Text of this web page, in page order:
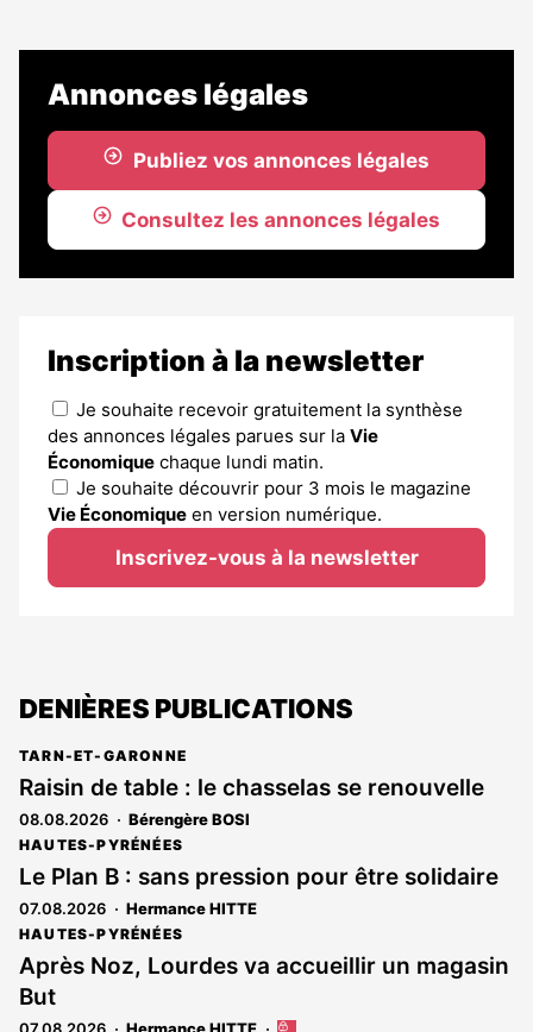
Annonces légales
Publiez vos annonces légales
Consultez les annonces légales
Inscription à la newsletter
Je souhaite recevoir gratuitement la synthèse
des annonces légales parues sur la Vie
Économique chaque lundi matin.
Je souhaite découvrir pour 3 mois le magazine
Vie Économique en version numérique.
Inscrivez-vous à la newsletter
DENIÈRES PUBLICATIONS
TARN-ET-GARONNE
Raisin de table : le chasselas se renouvelle
08.08.2026 Bérengère BOSI
HAUTES-PYRÉNÉES
Le Plan B : sans pression pour être solidaire
07.08.2026 Hermance HITTE
HAUTES-PYRÉNÉES
Après Noz, Lourdes va accueillir un magasin
But